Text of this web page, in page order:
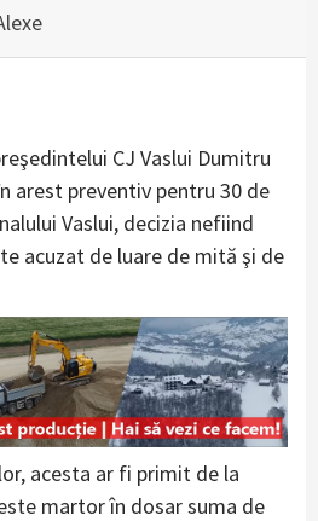
CJ Vaslui Dumitru
arest preventiv pentru 30 de
Vaslui, decizia nefiind
acuzat de luare de mită şi de
acesta ar fi primit de la
martor în dosar suma de